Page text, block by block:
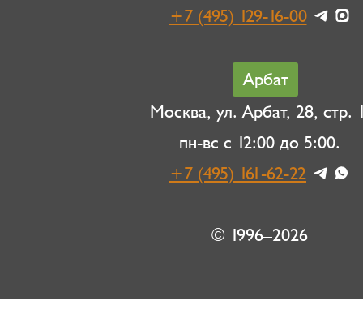
+7 (495) 129-16-00
Арбат
Москва, ул. Арбат, 28, стр.
пн-вс с 12:00 до 5:00.
+7 (495) 161-62-22
© 1996–2026